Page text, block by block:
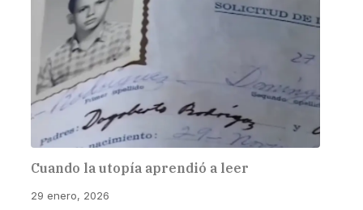
Cuando la utopía aprendió a leer
29 enero, 2026